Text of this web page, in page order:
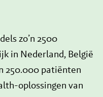
zo’n 2500
in Nederland, België
250.000 patiënten
oplossingen van